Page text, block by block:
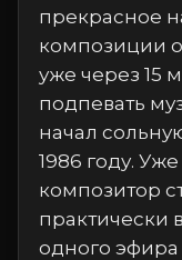
прекрасное
композиции
уже через 15
подпевать
начал
1986 году.
композитор
практически
одного